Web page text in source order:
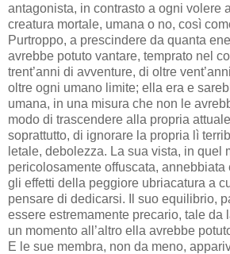
antagonista, in contrasto a ogni volere
creatura mortale, umana o no, così
Purtroppo, a prescindere da quanta
avrebbe potuto vantare, temprato nel
trent’anni di avventure, di oltre
oltre ogni umano limite; ella era e
umana, in una misura che non le
modo di trascendere alla propria
soprattutto, di ignorare la propria lì
letale, debolezza. La sua vista, in quel
pericolosamente offuscata, annebbiata
gli effetti della peggiore ubriacatura a
pensare di dedicarsi. Il suo equilibrio,
essere estremamente precario, tale da
un momento all’altro ella avrebbe
E le sue membra, non da meno,